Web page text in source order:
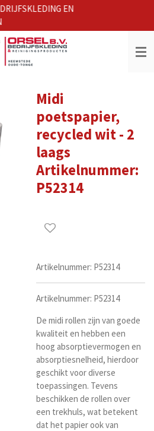
EN
Midi
poetspapier,
recycled wit - 2
laags
Artikelnummer:
P52314
Artikelnummer: P52314
Artikelnummer: P52314
De midi rollen zijn van goede
kwaliteit en hebben een
hoog absorptievermogen en
absorptiesnelheid, hierdoor
geschikt voor diverse
toepassingen. Tevens
beschikken de rollen over
een trekhuls, wat betekent
dat het papier ook van